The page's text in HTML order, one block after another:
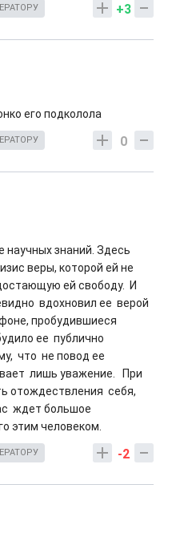
+3
его подколола
0
научных знаний. Здесь
веры, которой ей не
ей свободу. И
вдохновил ее верой
пробудившиеся
ее публично
что не повод ее
лишь уважение. При
отождествления себя,
ждет большое
этим человеком.
-2